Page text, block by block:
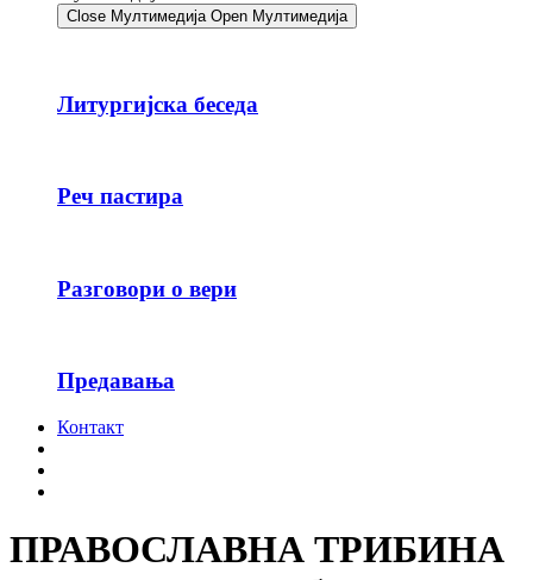
Close Мултимедија Open Мултимедија
Литургијска беседа
Реч пастира
Разговори о вери
Предавања
Контакт
ПРАВОСЛАВНА ТРИБИНА